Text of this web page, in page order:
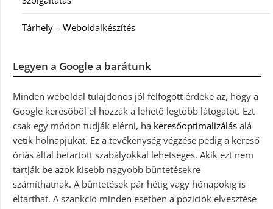
Tárhely – Weboldalkészítés
Legyen a Google a barátunk
Minden weboldal tulajdonos jól felfogott érdeke az, hogy a
Google keresőből el hozzák a lehető legtöbb látogatót. Ezt
csak egy módon tudják elérni, ha keresőoptimalizálás alá
vetik holnapjukat. Ez a tevékenység végzése pedig a kereső
óriás által betartott szabályokkal lehetséges. Akik ezt nem
tartják be azok kisebb nagyobb büntetésekre
számíthatnak. A büntetések pár hétig vagy hónapokig is
eltarthat. A szankció minden esetben a pozíciók elvesztése